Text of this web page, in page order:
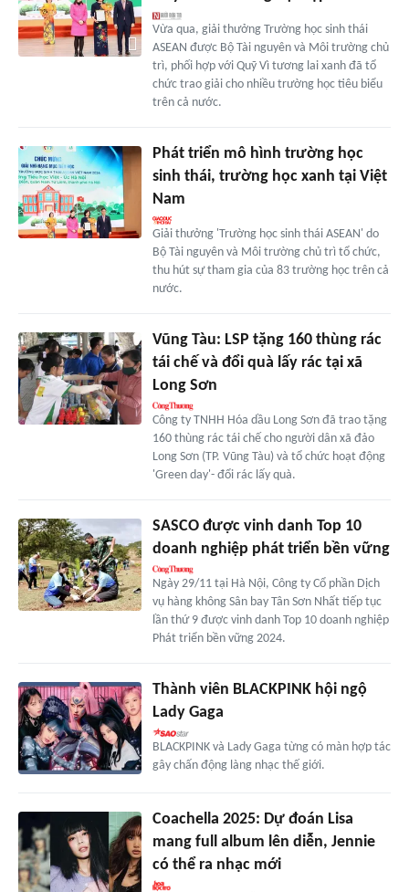
Vừa qua, giải thưởng Trường học sinh thái
ASEAN được Bộ Tài nguyên và Môi trường chủ
trì, phối hợp với Quỹ Vì tương lai xanh đã tổ
chức trao giải cho nhiều trường học tiêu biểu
trên cả nước.
Phát triển mô hình trường học
sinh thái, trường học xanh tại Việt
Nam
Giải thưởng 'Trường học sinh thái ASEAN' do
Bộ Tài nguyên và Môi trường chủ trì tổ chức,
thu hút sự tham gia của 83 trường học trên cả
nước.
Vũng Tàu: LSP tặng 160 thùng rác
tái chế và đổi quà lấy rác tại xã
Long Sơn
Công ty TNHH Hóa dầu Long Sơn đã trao tặng
160 thùng rác tái chế cho người dân xã đảo
Long Sơn (TP. Vũng Tàu) và tổ chức hoạt động
'Green day'- đổi rác lấy quà.
SASCO được vinh danh Top 10
doanh nghiệp phát triển bền vững
Ngày 29/11 tại Hà Nội, Công ty Cổ phần Dịch
vụ hàng không Sân bay Tân Sơn Nhất tiếp tục
lần thứ 9 được vinh danh Top 10 doanh nghiệp
Phát triển bền vững 2024.
Thành viên BLACKPINK hội ngộ
Lady Gaga
BLACKPINK và Lady Gaga từng có màn hợp tác
gây chấn động làng nhạc thế giới.
Coachella 2025: Dự đoán Lisa
mang full album lên diễn, Jennie
có thể ra nhạc mới